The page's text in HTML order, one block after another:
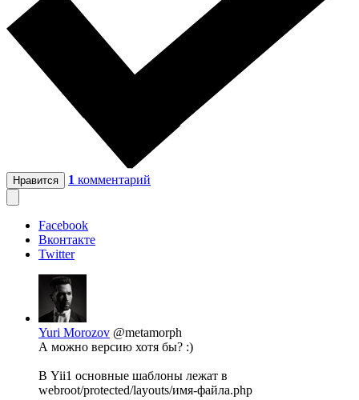
Нравится 1 комментарий
Facebook
Вконтакте
Twitter
Yuri Morozov @metamorph
А можно версию хотя бы? :)
В Yii1 основные шаблоны лежат в
webroot/protected/layouts/имя-файла.php